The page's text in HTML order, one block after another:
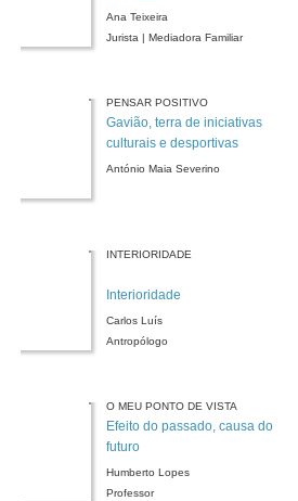
Ana Teixeira
Jurista | Mediadora Familiar
PENSAR POSITIVO
Gavião, terra de iniciativas
culturais e desportivas
António Maia Severino
INTERIORIDADE
Interioridade
Carlos Luís
Antropólogo
O MEU PONTO DE VISTA
Efeito do passado, causa do
futuro
Humberto Lopes
Professor